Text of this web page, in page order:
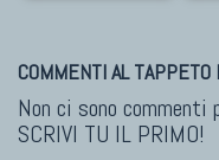
COMMENTI AL TAPPETO
Non ci sono commenti
SCRIVI TU IL PRIMO!